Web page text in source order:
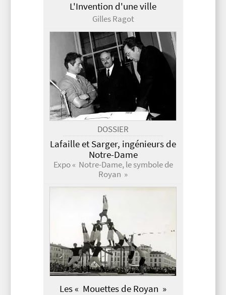
L'Invention d'une ville
Gilles Ragot
DOSSIER
Lafaille et Sarger, ingénieurs de
Notre-Dame
Expo « Notre-Dame, le symbole de
Royan »
Les « Mouettes de Royan »